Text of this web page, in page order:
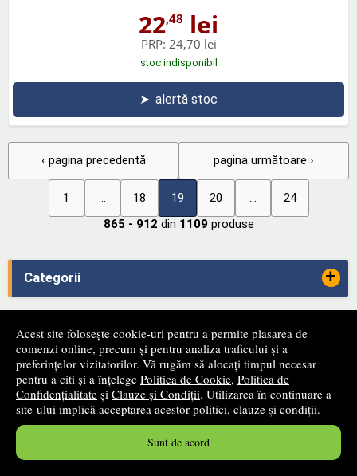
Acest site folosește cookie-uri pentru a permite plasarea de
comenzi online, precum și pentru analiza traficului și a
preferințelor vizitatorilor. Vă rugăm să alocați timpul necesar
pentru a citi și a înțelege Politica de Cookie, Politica de
Confidențialitate și Clauze și Condiții. Utilizarea în continuare a
site-ului implică acceptarea acestor politici, clauze și condiții.
Sunt de acord
Categorii +
ANPC
22,48 lei
PRP: 24,70 lei
stoc indisponibil
➤ alertă stoc
‹ pagina precedentă
1 18 19 20 24
pagina următoare ›
865 - 912 din 1109 produse